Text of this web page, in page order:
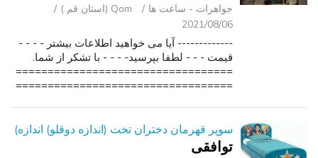
جواهرات - ساعت ‌ها
Qom (استان قم )
2021/08/06
------------- آیا می خواهید اطلاعات بیشتر - - - -
قیمت - - - لطفا بپرسید- - - - با تشکر از شما.
==================================
==================================
سوپر قهرمان دختران تخت (اندازه دوقلو) اندازه)
توافقی